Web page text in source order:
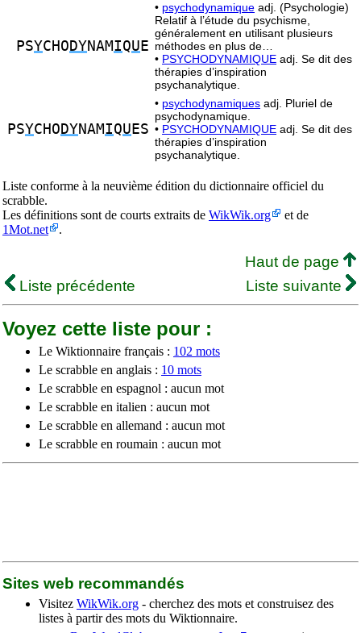
PSYCHO DYNAMIQU E
• psychodynamique adj. (Psychologie)
Relatif à l’étude du psychisme,
généralement en utilisant plusieurs
méthodes en plus de…
• PSYCHODYNAMIQUE adj. Se dit des
thérapies d’inspiration
psychanalytique.
PSYCHO DYNAMIQU ES
• psychodynamiques adj. Pluriel de
psychodynamique.
• PSYCHODYNAMIQUE adj. Se dit des
thérapies d’inspiration
psychanalytique.
Liste conforme à la neuvième édition du dictionnaire officiel du
scrabble.
Les définitions sont de courts extraits de WikWik.org
et de
1Mot.net
.
Haut de page
Liste précédente
Liste suivante
Voyez cette liste pour :
Le Wiktionnaire français : 102 mots
Le scrabble en anglais : 10 mots
Le scrabble en espagnol : aucun mot
Le scrabble en italien : aucun mot
Le scrabble en allemand : aucun mot
Le scrabble en roumain : aucun mot
Sites web recommandés
Visitez WikWik.org - cherchez des mots et construisez des
listes à partir des mots du Wiktionnaire.